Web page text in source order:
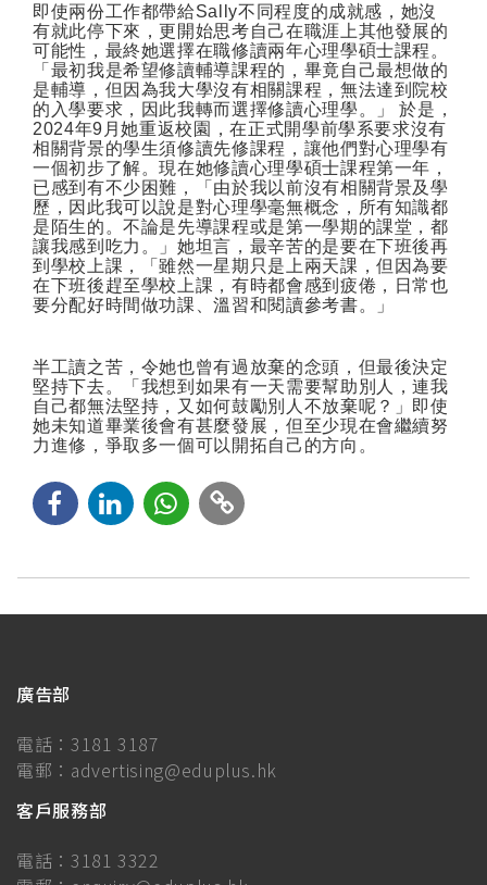
即使兩份工作都帶給Sally不同程度的成就感，她沒
有就此停下來，更開始思考自己在職涯上其他發展的
可能性，最終她選擇在職修讀兩年心理學碩士課程。
「最初我是希望修讀輔導課程的，畢竟自己最想做的
是輔導，但因為我大學沒有相關課程，無法達到院校
的入學要求，因此我轉而選擇修讀心理學。」
於是，
2024年9 月她重返校園，在正式開學前學系要求沒有
相關背景的學生須修讀先修課程，讓他們對心理學有
一個初步了解。現在她修讀心理學碩士課程第一年，
已感到有不少困難，「由於我以前沒有相關背景及學
歷，因此我可以說是對心理學毫無概念，所有知識都
是陌生的。不論是先導課程或是第一學期的課堂，都
讓我感到吃力。」她坦言，最辛苦的是要在下班後再
到學校上課，「雖然一星期只是上兩天課，但因為要
在下班後趕至學校上課，有時都會感到疲倦，日常也
要分配好時間做功課、溫習和閱讀參考書。」
半工讀之苦，令她也曾有過放棄的念頭，但最後決定
堅持下去。「我想到如果有一天需要幫助別人，連我
自己都無法堅持，又如何鼓勵別人不放棄呢？」即使
她未知道畢業後會有甚麼發展，但至少現在會繼續努
力進修，爭取多一個可以開拓自己的方向。
廣告部
電話： 3181 3187
電郵： advertising@eduplus.hk
客戶服務部
電話： 3181 3322